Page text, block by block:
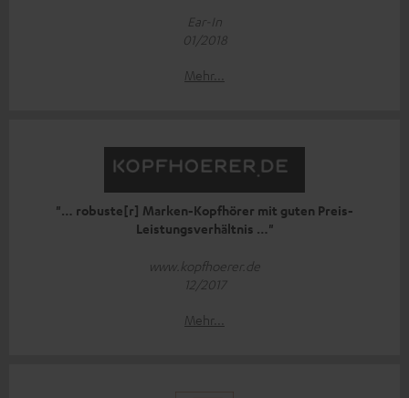
Ear-In
01/2018
Mehr...
"… robuste[r] Marken-Kopfhörer mit guten Preis-
Leistungsverhältnis …"
www.kopfhoerer.de
12/2017
Mehr...